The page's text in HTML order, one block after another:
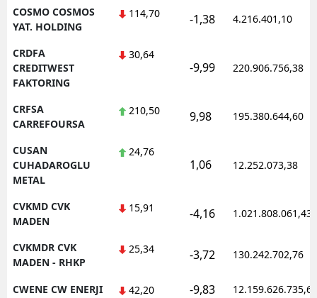
COSMO COSMOS
YAT. HOLDING
114,70 -1,38 4.216.401,10
CRDFA
CREDITWEST
FAKTORING
30,64
-9,99 220.906.756,38
CRFSA
CARREFOURSA
210,50 9,98 195.380.644,60
CUSAN
CUHADAROGLU
METAL
24,76
1,06 12.252.073,38
CVKMD CVK
MADEN
15,91 -4,16 1.021.808.061,43
CVKMDR CVK
MADEN - RHKP
25,34 -3,72 130.242.702,76
CWENE CW ENERJI 42,20 -9,83 12.159.626.735,62